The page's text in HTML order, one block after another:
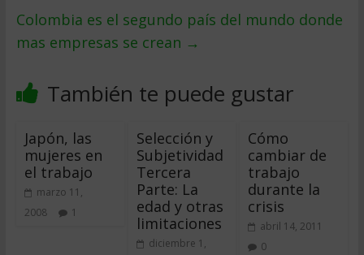
Colombia es el segundo paí­s del mundo donde
mas empresas se crean →
También te puede gustar
Japón, las
mujeres en
el trabajo
marzo 11,
2008
1
Selección y
Subjetividad 
Tercera
Parte: La
edad y otras
limitaciones
diciembre 1,
Cómo
cambiar de
trabajo
durante la
crisis
abril 14, 2011
0